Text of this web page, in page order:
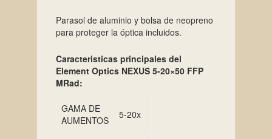
Parasol de aluminio y bolsa de neopreno
para proteger la óptica incluidos.
Caracteristicas principales del
Element Optics NEXUS 5-20×50 FFP
MRad:
GAMA DE
AUMENTOS
5-20x